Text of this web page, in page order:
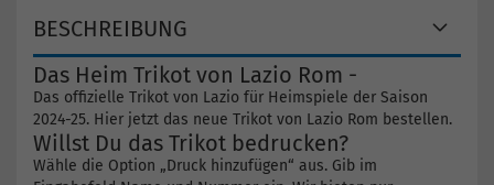
BESCHREIBUNG
Das Heim Trikot von Lazio Rom -
Das offizielle Trikot von Lazio für Heimspiele der Saison
2024-25. Hier jetzt das neue Trikot von Lazio Rom bestellen.
Willst Du das Trikot bedrucken?
Wähle die Option „Druck hinzufügen“ aus. Gib im